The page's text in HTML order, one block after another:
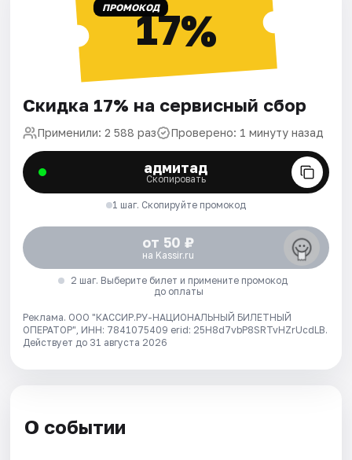
ПРОМОКОД17%
Скидка 17% на сервисный сбор
Применили: 2 588 раз Проверено: 1 минуту назад
адмитад
Скопировать
1 шаг. Скопируйте промокод
от 50 ₽
на Kassir.ru
2 шаг. Выберите билет и примените промокод
до оплаты
Реклама. ООО "КАССИР.РУ-НАЦИОНАЛЬНЫЙ БИЛЕТНЫЙ
ОПЕРАТОР", ИНН: 7841075409 erid: 25H8d7vbP8SRTvHZrUcdLB.
Действует до 31 августа 2026
О событии